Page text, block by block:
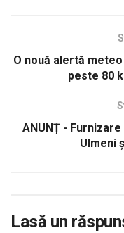
O nouă alertă
peste 80
ANUNȚ -
Ulmeni
Lasă un